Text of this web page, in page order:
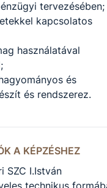
tervezésében;
kapcsolatos
használatával
és
és rendszerez.
A KÉPZÉSHEZ
SZC I.István